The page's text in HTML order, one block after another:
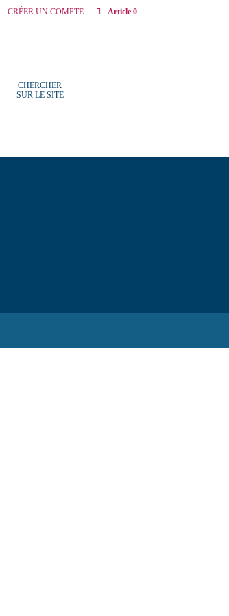
CRÉER UN COMPTE Article 0
CHERCHER
SUR LE SITE